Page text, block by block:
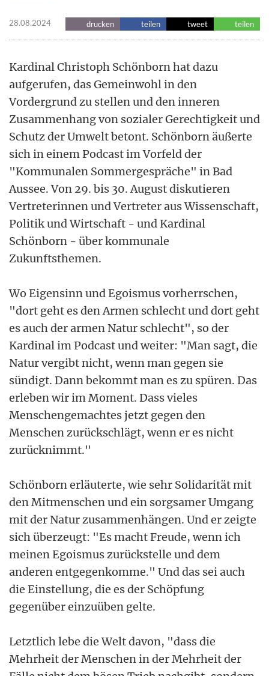
28.08.2024 drucken teilen tweet teilen
Kardinal Christoph Schönborn hat dazu
aufgerufen, das Gemeinwohl in den
Vordergrund zu stellen und den inneren
Zusammenhang von sozialer Gerechtigkeit und
Schutz der Umwelt betont. Schönborn äußerte
sich in einem Podcast im Vorfeld der
"Kommunalen Sommergespräche" in Bad
Aussee. Von 29. bis 30. August diskutieren
Vertreterinnen und Vertreter aus Wissenschaft,
Politik und Wirtschaft - und Kardinal
Schönborn - über kommunale
Zukunftsthemen.
Wo Eigensinn und Egoismus vorherrschen,
"dort geht es den Armen schlecht und dort geht
es auch der armen Natur schlecht", so der
Kardinal im Podcast und weiter: "Man sagt, die
Natur vergibt nicht, wenn man gegen sie
sündigt. Dann bekommt man es zu spüren. Das
erleben wir im Moment. Dass vieles
Menschengemachtes jetzt gegen den
Menschen zurückschlägt, wenn er es nicht
zurücknimmt."
Schönborn erläuterte, wie sehr Solidarität mit
den Mitmenschen und ein sorgsamer Umgang
mit der Natur zusammenhängen. Und er zeigte
sich überzeugt: "Es macht Freude, wenn ich
meinen Egoismus zurückstelle und dem
anderen entgegenkomme." Und das sei auch
die Einstellung, die es der Schöpfung
gegenüber einzuüben gelte.
Letztlich lebe die Welt davon, "dass die
Mehrheit der Menschen in der Mehrheit der